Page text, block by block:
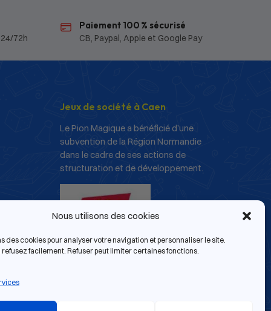
Nous utilisons des cookies
des cookies pour analyser votre navigation et personnaliser le site.
facilement. Refuser peut limiter certaines fonctions.
72h
Paiement 100 % sécurisé
CB, Paypal, Apple et Google Pay
Jeux de société à Caen
Le Pion Magique a bénéficié d’une
subvention de la Région Normandie
dans le cadre de ses actions de
structuration et de développement.